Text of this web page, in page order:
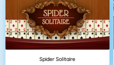
Spider Solitaire